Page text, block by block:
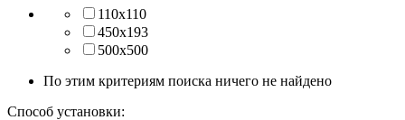
110x110
450x193
500х500
По этим критериям поиска ничего не найдено
Способ установки: